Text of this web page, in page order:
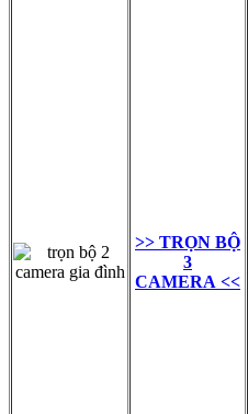
>> TRỌN BỘ
3
CAMERA <<